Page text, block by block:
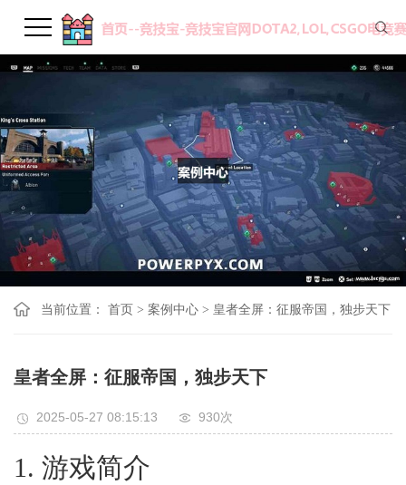
当前位置： 首页 > 案例中心 > 皇者全屏：征服帝国，独步天下
皇者全屏：征服帝国，独步天下
2025-05-27 08:15:13 930次
1. 游戏简介